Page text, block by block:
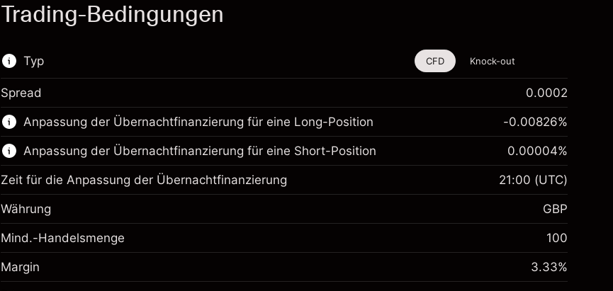
Trading-Bedingungen
Typ
Dieses Finanzinstrument steht für das Traden
über CFDs und Knock-outs zur Verfügung.
Erfahren Sie mehr über:
CFDs
Knock-outs
CFD Knock-out
Spread 0.0002
Anpassung der Übernachtfinanzierung für eine Long-Position
Margin. Ihre Investition
-0.00826%
Anpassung der Übernachtfinanzierung für eine Short-Position 0.00004%
Zeit für die Anpassung der Übernachtfinanzierung 21:00 (UTC)
Währung GBP
Mind.-Handelsmenge 100
Margin 3.33%